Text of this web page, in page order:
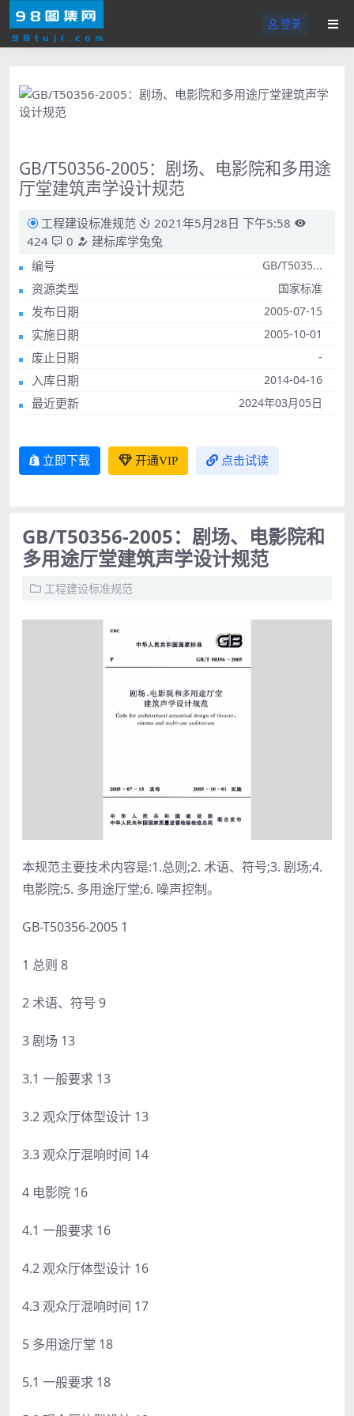
登录
GB/T50356-2005：剧场、电影院和多用途
厅堂建筑声学设计规范
工程建设标准规范
2021年5月28日 下午5:58
424
0
建标库学兔兔
编号
GB/T5035...
资源类型 国家标准
发布日期 2005-07-15
实施日期 2005-10-01
废止日期 -
入库日期 2014-04-16
最近更新 2024年03月05日
立即下载 开通VIP 点击试读
GB/T50356-2005：剧场、电影院和
多用途厅堂建筑声学设计规范
工程建设标准规范
本规范主要技术内容是:1.总则;2. 术语、符号;3. 剧场;4.
电影院;5. 多用途厅堂;6. 噪声控制。
GB-T50356-2005 1
1 总则 8
2 术语、符号 9
3 剧场 13
3.1 一般要求 13
3.2 观众厅体型设计 13
3.3 观众厅混响时间 14
4 电影院 16
4.1 一般要求 16
4.2 观众厅体型设计 16
4.3 观众厅混响时间 17
5 多用途厅堂 18
5.1 一般要求 18